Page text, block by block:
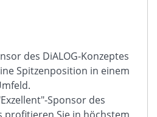
des DiALOG-Konzeptes
Spitzenposition in einem
Sponsor des